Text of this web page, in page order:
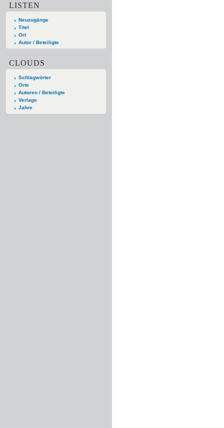
LISTEN
Neuzugänge
Titel
Ort
Autor / Beteiligte
CLOUDS
Schlagwörter
Orte
Autoren / Beteiligte
Verlage
Jahre